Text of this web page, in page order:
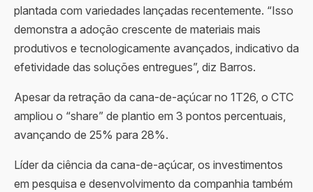
plantada com variedades lançadas recentemente. “Isso
demonstra a adoção crescente de materiais mais
produtivos e tecnologicamente avançados, indicativo da
efetividade das soluções entregues”, diz Barros.
Apesar da retração da cana-de-açúcar no 1T26, o CTC
ampliou o “share” de plantio em 3 pontos percentuais,
avançando de 25% para 28%.
Líder da ciência da cana-de-açúcar, os investimentos
em pesquisa e desenvolvimento da companhia também